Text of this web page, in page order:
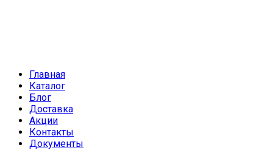
Главная
Каталог
Блог
Доставка
Акции
Контакты
Документы